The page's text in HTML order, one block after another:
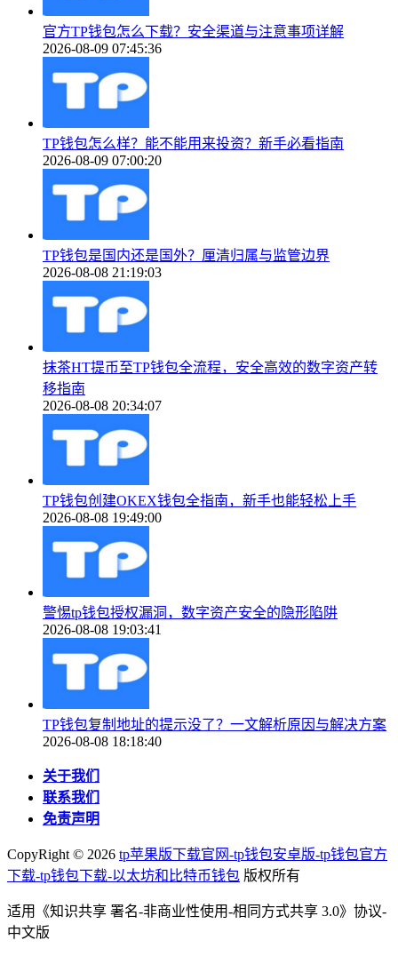
官方TP钱包怎么下载？安全渠道与注意事项详解
2026-08-09 07:45:36
TP钱包怎么样？能不能用来投资？新手必看指南
2026-08-09 07:00:20
TP钱包是国内还是国外？厘清归属与监管边界
2026-08-08 21:19:03
抹茶HT提币至TP钱包全流程，安全高效的数字资产转
移指南
2026-08-08 20:34:07
TP钱包创建OKEX钱包全指南，新手也能轻松上手
2026-08-08 19:49:00
警惕tp钱包授权漏洞，数字资产安全的隐形陷阱
2026-08-08 19:03:41
TP钱包复制地址的提示没了？一文解析原因与解决方案
2026-08-08 18:18:40
关于我们
联系我们
免责声明
CopyRight © 2026 tp苹果版下载官网-tp钱包安卓版-tp钱包官方
下载-tp钱包下载-以太坊和比特币钱包 版权所有
适用《知识共享 署名-非商业性使用-相同方式共享 3.0》协议-
中文版